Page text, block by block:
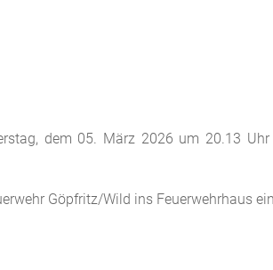
dem 05. März 2026 um 20.13
Göpfritz/Wild ins Feuerwehrhaus